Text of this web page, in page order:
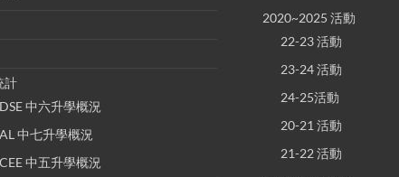
計
中六升學概況
中七升學概況
中五升學概況
2020~2025 活動
22-23 活動
23-24 活動
24-25活動
20-21 活動
21-22 活動